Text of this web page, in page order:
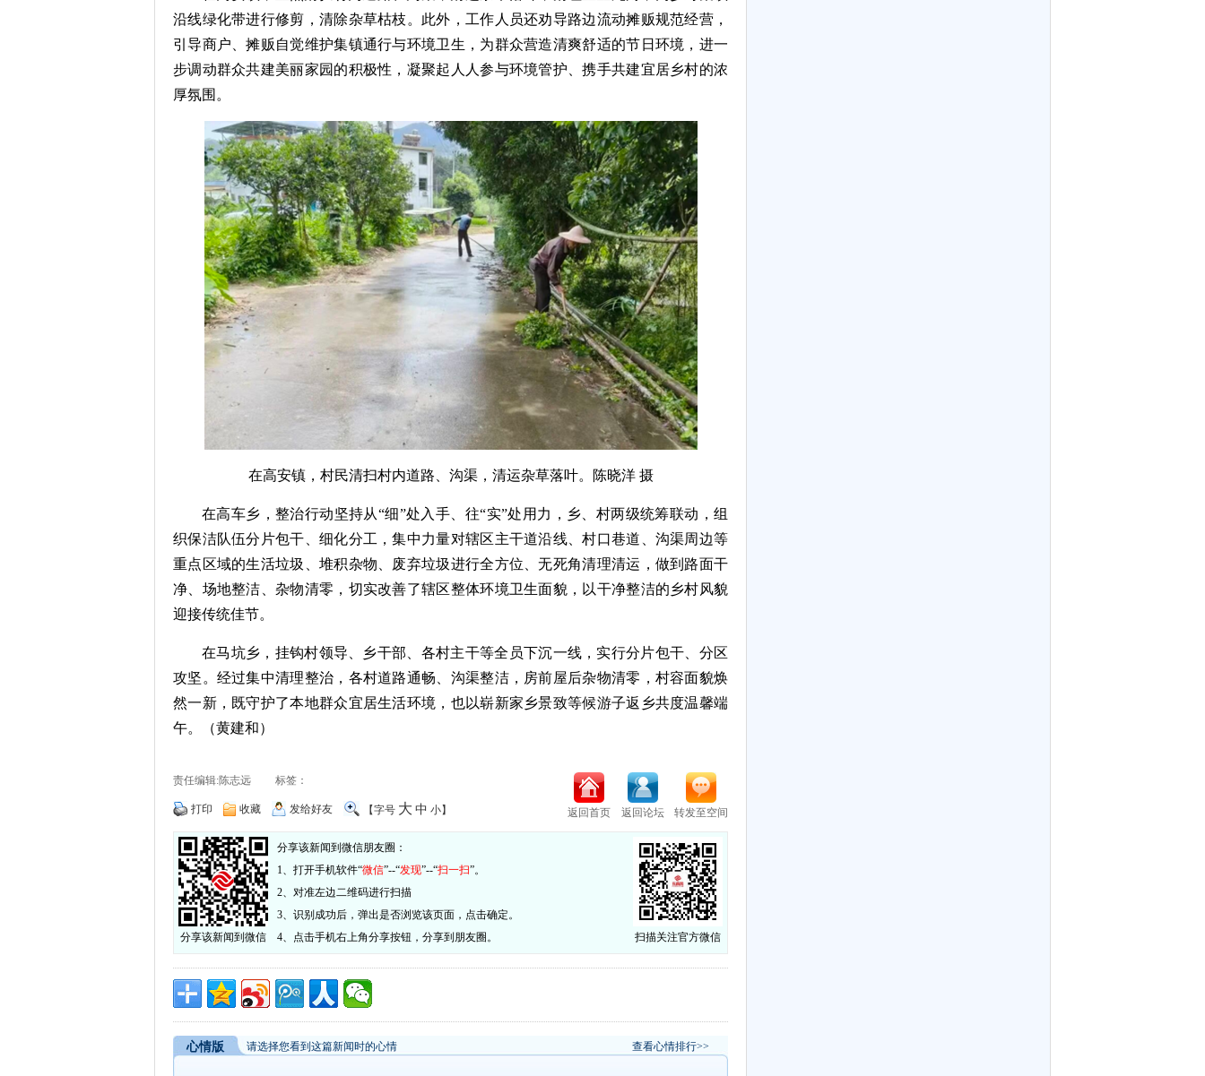
沿线绿化带进行修剪，清除杂草枯枝。此外，工作人员还劝导路边流动摊贩规范经营，
引导商户、摊贩自觉维护集镇通行与环境卫生，为群众营造清爽舒适的节日环境，进一
步调动群众共建美丽家园的积极性，凝聚起人人参与环境管护、携手共建宜居乡村的浓
厚氛围。
在高安镇，村民清扫村内道路、沟渠，清运杂草落叶。陈晓洋 摄
在高车乡，整治行动坚持从“细”处入手、往“实”处用力，乡、村两级统筹联动，组
织保洁队伍分片包干、细化分工，集中力量对辖区主干道沿线、村口巷道、沟渠周边等
重点区域的生活垃圾、堆积杂物、废弃垃圾进行全方位、无死角清理清运，做到路面干
净、场地整洁、杂物清零，切实改善了辖区整体环境卫生面貌，以干净整洁的乡村风貌
迎接传统佳节。
在马坑乡，挂钩村领导、乡干部、各村主干等全员下沉一线，实行分片包干、分区
攻坚。经过集中清理整治，各村道路通畅、沟渠整洁，房前屋后杂物清零，村容面貌焕
然一新，既守护了本地群众宜居生活环境，也以崭新家乡景致等候游子返乡共度温馨端
午。（黄建和）
责任编辑:陈志远 标签：
打印 收藏 发给好友 【字号 大 中 小】 返回首页 返回论坛 转发至空间
扫描关注官方微信
分享该新闻到微信
分享该新闻到微信朋友圈：
1、打开手机软件“微信”--“发现”--“扫一扫”。
2、对准左边二维码进行扫描
3、识别成功后，弹出是否浏览该页面，点击确定。
4、点击手机右上角分享按钮，分享到朋友圈。
心情版 请选择您看到这篇新闻时的心情 查看心情排行>>